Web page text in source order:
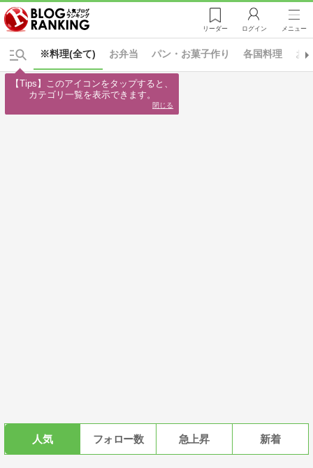
リーダー ログイン メニュー
※料理(全て) お弁当 パン・お菓子作り 各国料理 お
人気 フォロー数 急上昇 新着
【Tips】このアイコンをタップすると、
カテゴリ一覧を表示できます。
閉じる